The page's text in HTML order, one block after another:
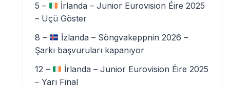
5 –
İrlanda – Junior Eurovision Éire 2025
– Üçü Göster
8 –
İzlanda – Söngvakeppnin 2026 –
Şarkı başvuruları kapanıyor
12 –
İrlanda – Junior Eurovision Éire 2025
– Yarı Final